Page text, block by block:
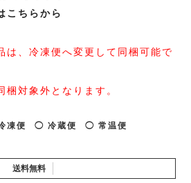
こちらから
は、冷凍便へ変更して同梱可能で
対象外となります。
凍便 ◯ 冷蔵便 ◯ 常温便
送料無料